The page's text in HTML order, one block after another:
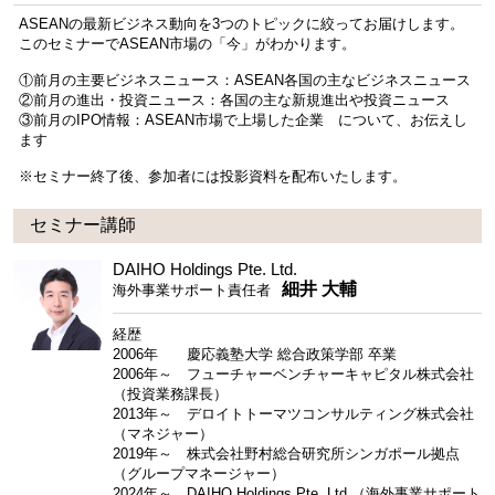
ASEANの最新ビジネス動向を3つのトピックに絞ってお届けします。
このセミナーでASEAN市場の「今」がわかります。
①前月の主要ビジネスニュース：ASEAN各国の主なビジネスニュース
②前月の進出・投資ニュース：各国の主な新規進出や投資ニュース
③前月のIPO情報：ASEAN市場で上場した企業 について、お伝えし
ます
※セミナー終了後、参加者には投影資料を配布いたします。
セミナー講師
DAIHO Holdings Pte. Ltd.
海外事業サポート責任者 細井 大輔
経歴
2006年 慶応義塾大学 総合政策学部 卒業
2006年～ フューチャーベンチャーキャピタル株式会社
（投資業務課長）
2013年～ デロイトトーマツコンサルティング株式会社
（マネジャー）
2019年～ 株式会社野村総合研究所シンガポール拠点
（グループマネージャー）